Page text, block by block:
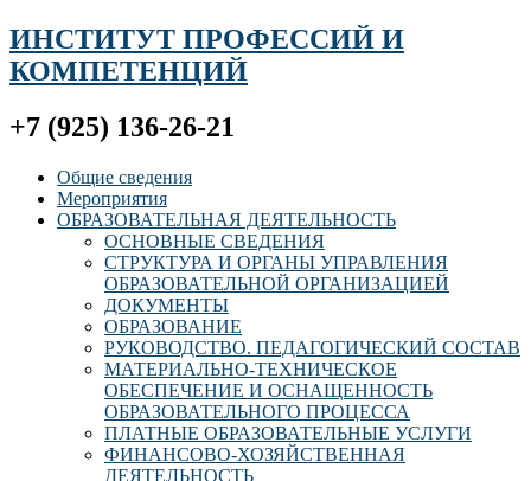
ИНСТИТУТ ПРОФЕССИЙ И
КОМПЕТЕНЦИЙ
+7 (925) 136-26-21
Общие сведения
Мероприятия
ОБРАЗОВАТЕЛЬНАЯ ДЕЯТЕЛЬНОСТЬ
ОСНОВНЫЕ СВЕДЕНИЯ
СТРУКТУРА И ОРГАНЫ УПРАВЛЕНИЯ
ОБРАЗОВАТЕЛЬНОЙ ОРГАНИЗАЦИЕЙ
ДОКУМЕНТЫ
ОБРАЗОВАНИЕ
РУКОВОДСТВО. ПЕДАГОГИЧЕСКИЙ СОСТАВ
МАТЕРИАЛЬНО-ТЕХНИЧЕСКОЕ
ОБЕСПЕЧЕНИЕ И ОСНАЩЕННОСТЬ
ОБРАЗОВАТЕЛЬНОГО ПРОЦЕССА
ПЛАТНЫЕ ОБРАЗОВАТЕЛЬНЫЕ УСЛУГИ
ФИНАНСОВО-ХОЗЯЙСТВЕННАЯ
ДЕЯТЕЛЬНОСТЬ